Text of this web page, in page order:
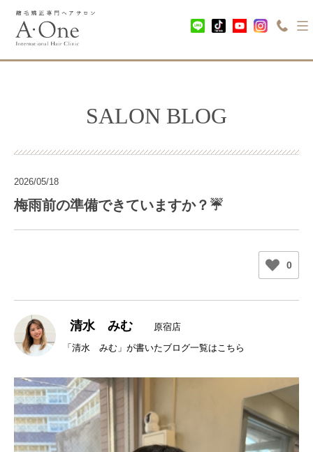
SALON BLOG
2026/05/18
梅雨前の準備できていますか？☔️
0
清水 みむ
原宿店
「清水 みむ」が書いたブログ一覧はこちら